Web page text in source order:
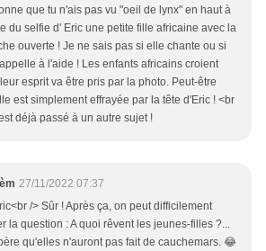
que tu n'ais pas vu "oeil de lynx" en haut à
du selfie d' Eric une petite fille africaine avec la
ouverte ! Je ne sais pas si elle chante ou si
à l'aide ! Les enfants africains croient
esprit va être pris par la photo. Peut-être
est simplement effrayée par la tête d'Eric ! <br
déjà passé à un autre sujet !
27/11/2022 07:37
/> Sûr ! Après ça, on peut difficilement
la question : A quoi rêvent les jeunes-filles ?...
qu'elles n'auront pas fait de cauchemars. 😂